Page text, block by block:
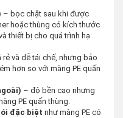
– bọc chặt sau khi được
hoặc thùng có kích thước
thiết bị cho quá trình hạ
rẻ và dễ tái chế, nhưng bảo
hơn so với màng PE quấn
– độ bền cao nhưng
PE quấn thùng.
đặc biệt như màng PE có